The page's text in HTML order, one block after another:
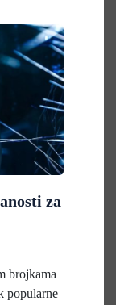
za
brojkama
popularne